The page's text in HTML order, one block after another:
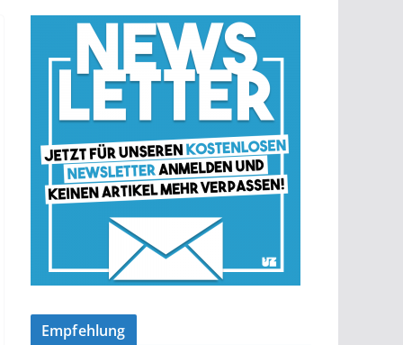
Empfehlung